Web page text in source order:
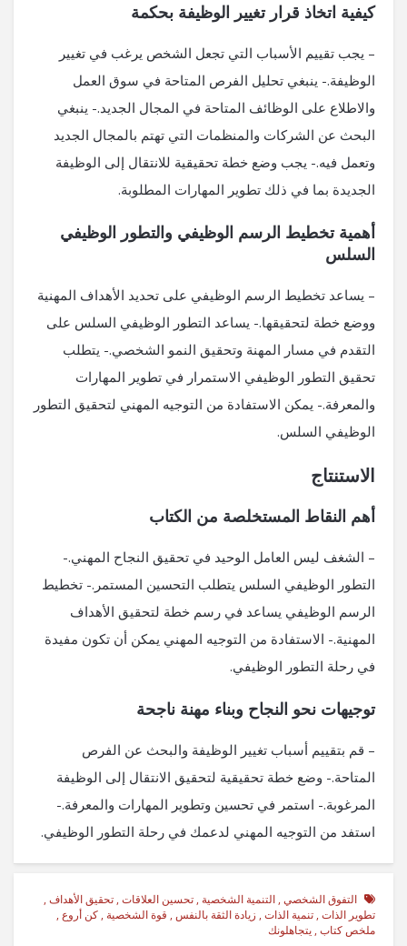
كيفية اتخاذ قرار تغيير الوظيفة بحكمة
– يجب تقييم الأسباب التي تجعل الشخص يرغب في تغيير
الوظيفة.- ينبغي تحليل الفرص المتاحة في سوق العمل
والاطلاع على الوظائف المتاحة في المجال الجديد.- ينبغي
البحث عن الشركات والمنظمات التي تهتم بالمجال الجديد
وتعمل فيه.- يجب وضع خطة تحقيقية للانتقال إلى الوظيفة
الجديدة بما في ذلك تطوير المهارات المطلوبة.
أهمية تخطيط الرسم الوظيفي والتطور الوظيفي
السلس
– يساعد تخطيط الرسم الوظيفي على تحديد الأهداف المهنية
ووضع خطة لتحقيقها.- يساعد التطور الوظيفي السلس على
التقدم في مسار المهنة وتحقيق النمو الشخصي.- يتطلب
تحقيق التطور الوظيفي الاستمرار في تطوير المهارات
والمعرفة.- يمكن الاستفادة من التوجيه المهني لتحقيق التطور
الوظيفي السلس.
الاستنتاج
أهم النقاط المستخلصة من الكتاب
– الشغف ليس العامل الوحيد في تحقيق النجاح المهني.-
التطور الوظيفي السلس يتطلب التحسين المستمر.- تخطيط
الرسم الوظيفي يساعد في رسم خطة لتحقيق الأهداف
المهنية.- الاستفادة من التوجيه المهني يمكن أن تكون مفيدة
في رحلة التطور الوظيفي.
توجيهات نحو النجاح وبناء مهنة ناجحة
– قم بتقييم أسباب تغيير الوظيفة والبحث عن الفرص
المتاحة.- وضع خطة تحقيقية لتحقيق الانتقال إلى الوظيفة
المرغوبة.- استمر في تحسين وتطوير المهارات والمعرفة.-
استفد من التوجيه المهني لدعمك في رحلة التطور الوظيفي.
التفوق الشخصي , التنمية الشخصية , تحسين العلاقات , تحقيق الأهداف ,
تطوير الذات , تنمية الذات , زيادة الثقة بالنفس , قوة الشخصية , كن أروع ,
ملخص كتاب , يتجاهلونك